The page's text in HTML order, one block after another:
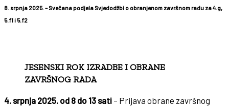
8. srpnja 2025. – Svečana podjela Svjedodžbi o obranjenom završnom radu za 4.g,
5.f1 i 5.f2
JESENSKI ROK IZRADBE I OBRANE
ZAVRŠNOG RADA
4. srpnja 2025. od 8 do 13 sati – Prijava obrane završnog